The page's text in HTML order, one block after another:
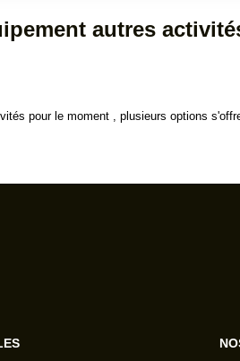
autres
pour le moment , plusieurs options